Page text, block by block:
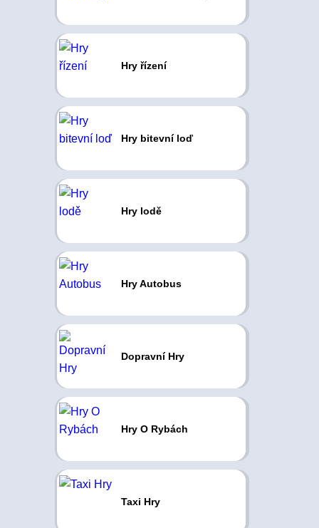
Hry řízení
Hry bitevní loď
Hry lodě
Hry Autobus
Dopravní Hry
Hry O Rybách
Taxi Hry